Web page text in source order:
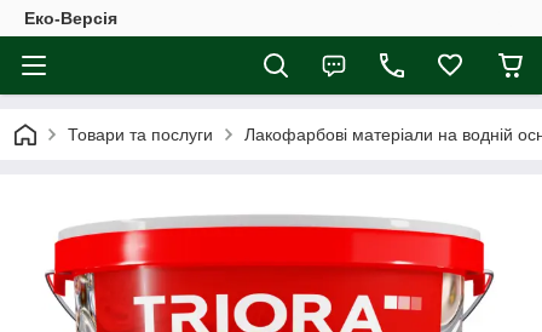
Еко-Версія
Товари та послуги Лакофарбові матеріали на водній